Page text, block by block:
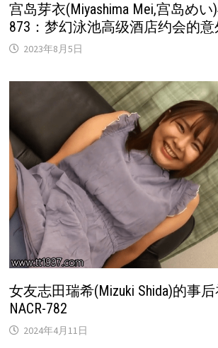
宫岛芽衣(Miyashima Mei,宫岛めい
873：梦幻泳池高级酒店约会的
2023年8月5日
女友志田瑞希(Mizuki Shida)的事
NACR-782
2024年4月11日